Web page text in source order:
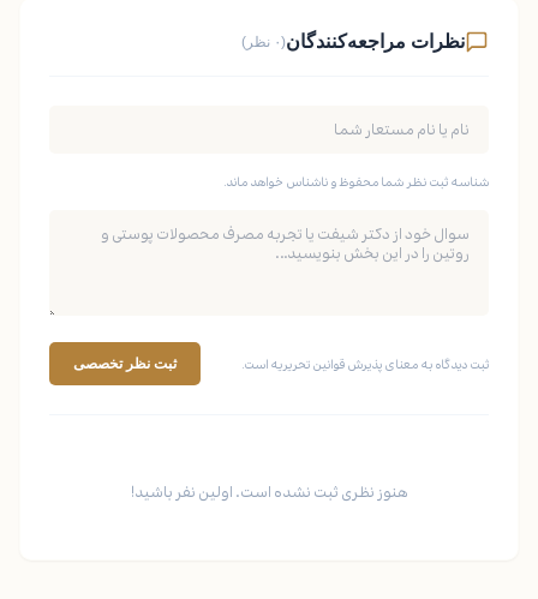
نظرات مراجعه‌کنندگان(۰ نظر)
شناسه ثبت نظر شما محفوظ و ناشناس خواهد ماند.
ثبت دیدگاه به معنای پذیرش قوانین تحریریه است. ثبت نظر تخصصی
هنوز نظری ثبت نشده است. اولین نفر باشید!